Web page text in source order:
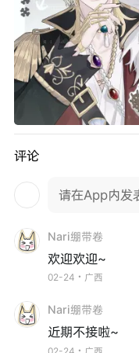
评论
请在App内发
Nari绷带卷
欢迎欢迎~
02-24・广西
Nari绷带卷
近期不接啦~